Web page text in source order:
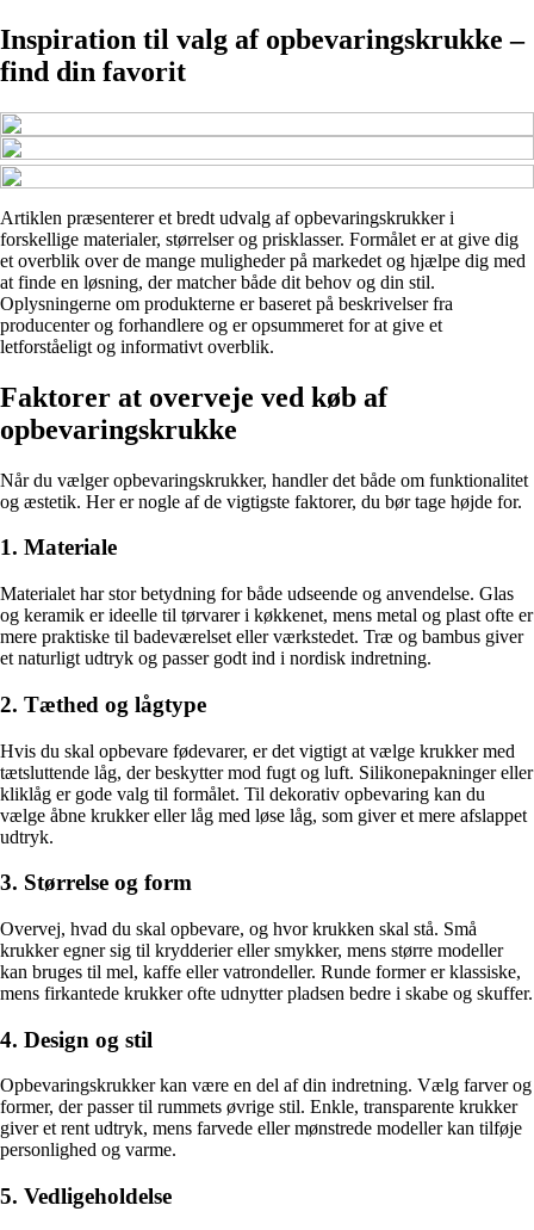
Inspiration til valg af opbevaringskrukke –
find din favorit
Artiklen præsenterer et bredt udvalg af opbevaringskrukker i
forskellige materialer, størrelser og prisklasser. Formålet er at give dig
et overblik over de mange muligheder på markedet og hjælpe dig med
at finde en løsning, der matcher både dit behov og din stil.
Oplysningerne om produkterne er baseret på beskrivelser fra
producenter og forhandlere og er opsummeret for at give et
letforståeligt og informativt overblik.
Faktorer at overveje ved køb af
opbevaringskrukke
Når du vælger opbevaringskrukker, handler det både om funktionalitet
og æstetik. Her er nogle af de vigtigste faktorer, du bør tage højde for.
1. Materiale
Materialet har stor betydning for både udseende og anvendelse. Glas
og keramik er ideelle til tørvarer i køkkenet, mens metal og plast ofte er
mere praktiske til badeværelset eller værkstedet. Træ og bambus giver
et naturligt udtryk og passer godt ind i nordisk indretning.
2. Tæthed og lågtype
Hvis du skal opbevare fødevarer, er det vigtigt at vælge krukker med
tætsluttende låg, der beskytter mod fugt og luft. Silikonepakninger eller
kliklåg er gode valg til formålet. Til dekorativ opbevaring kan du
vælge åbne krukker eller låg med løse låg, som giver et mere afslappet
udtryk.
3. Størrelse og form
Overvej, hvad du skal opbevare, og hvor krukken skal stå. Små
krukker egner sig til krydderier eller smykker, mens større modeller
kan bruges til mel, kaffe eller vatrondeller. Runde former er klassiske,
mens firkantede krukker ofte udnytter pladsen bedre i skabe og skuffer.
4. Design og stil
Opbevaringskrukker kan være en del af din indretning. Vælg farver og
former, der passer til rummets øvrige stil. Enkle, transparente krukker
giver et rent udtryk, mens farvede eller mønstrede modeller kan tilføje
personlighed og varme.
5. Vedligeholdelse